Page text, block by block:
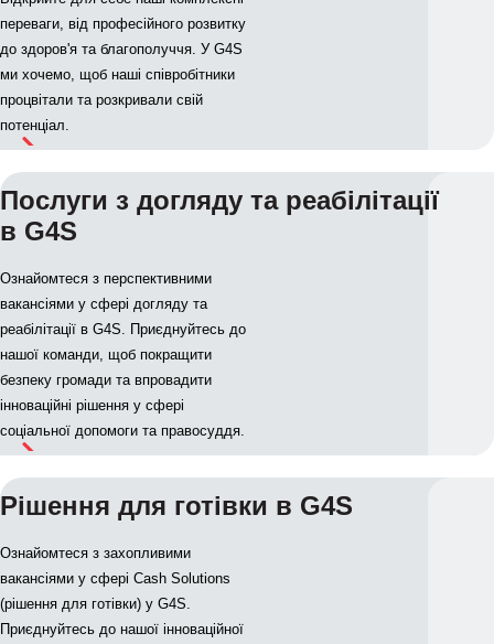
переваги, від професійного розвитку
до здоров'я та благополуччя. У G4S
ми хочемо, щоб наші співробітники
процвітали та розкривали свій
потенціал.
Послуги з догляду та реабілітації
в G4S
Ознайомтеся з перспективними
вакансіями у сфері догляду та
реабілітації в G4S. Приєднуйтесь до
нашої команди, щоб покращити
безпеку громади та впровадити
інноваційні рішення у сфері
соціальної допомоги та правосуддя.
Рішення для готівки в G4S
Ознайомтеся з захопливими
вакансіями у сфері Cash Solutions
(рішення для готівки) у G4S.
Приєднуйтесь до нашої інноваційної